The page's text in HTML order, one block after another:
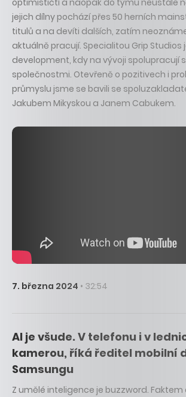
jejich dílny pochází přes 50 herních
titulů a na devíti dalších, zatím
aktuálně pracují. Specialitou Grip Studios
development, kdy na vývoji spolupracují
společnostmi. Otevřeně o pozitivech i
průmyslu jsme se bavili se
Jakubem Mikyskou a Janem Cabukem.
7. března 2024 • 32:54
AI je všude. V telefonu i v
kamerou, říká ředitel mobilní
Samsungu
Z umělé inteligence je buzzword. Faktem